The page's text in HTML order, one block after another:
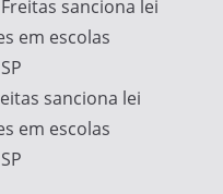
sanciona lei
em escolas